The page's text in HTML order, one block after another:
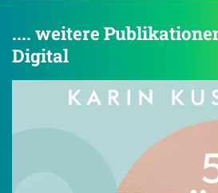
.... weitere
Digital